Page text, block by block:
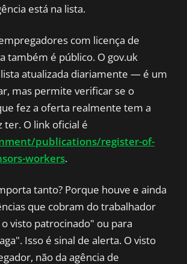
está na lista.
com licença de
também é público. O gov.uk
atualizada diariamente — é um
mas permite verificar se o
fez a oferta realmente tem a
ter. O link oficial é
publications/register-of-
workers.
tanto? Porque houve e ainda
que cobram do trabalhador
visto patrocinado" ou para
Isso é sinal de alerta. O visto
não da agência de